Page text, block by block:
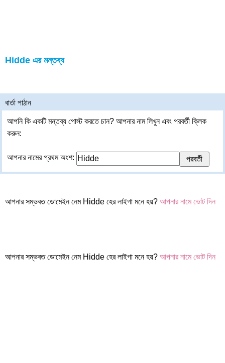
Hidde এর মন্তব্য
বার্তা পাঠান
আপনি কি একটি মন্তব্য পোস্ট করতে চান? আপনার নাম লিখুন এবং পরবর্তী ক্লিক
করুন:
আপনার নামের প্রথম অংশ:
আপনার সম্ভবত ডোমেইন নেম Hidde হের লাইগা মনে হয়? আপনার নামে ভোট দিন
আপনার সম্ভবত ডোমেইন নেম Hidde হের লাইগা মনে হয়? আপনার নামে ভোট দিন